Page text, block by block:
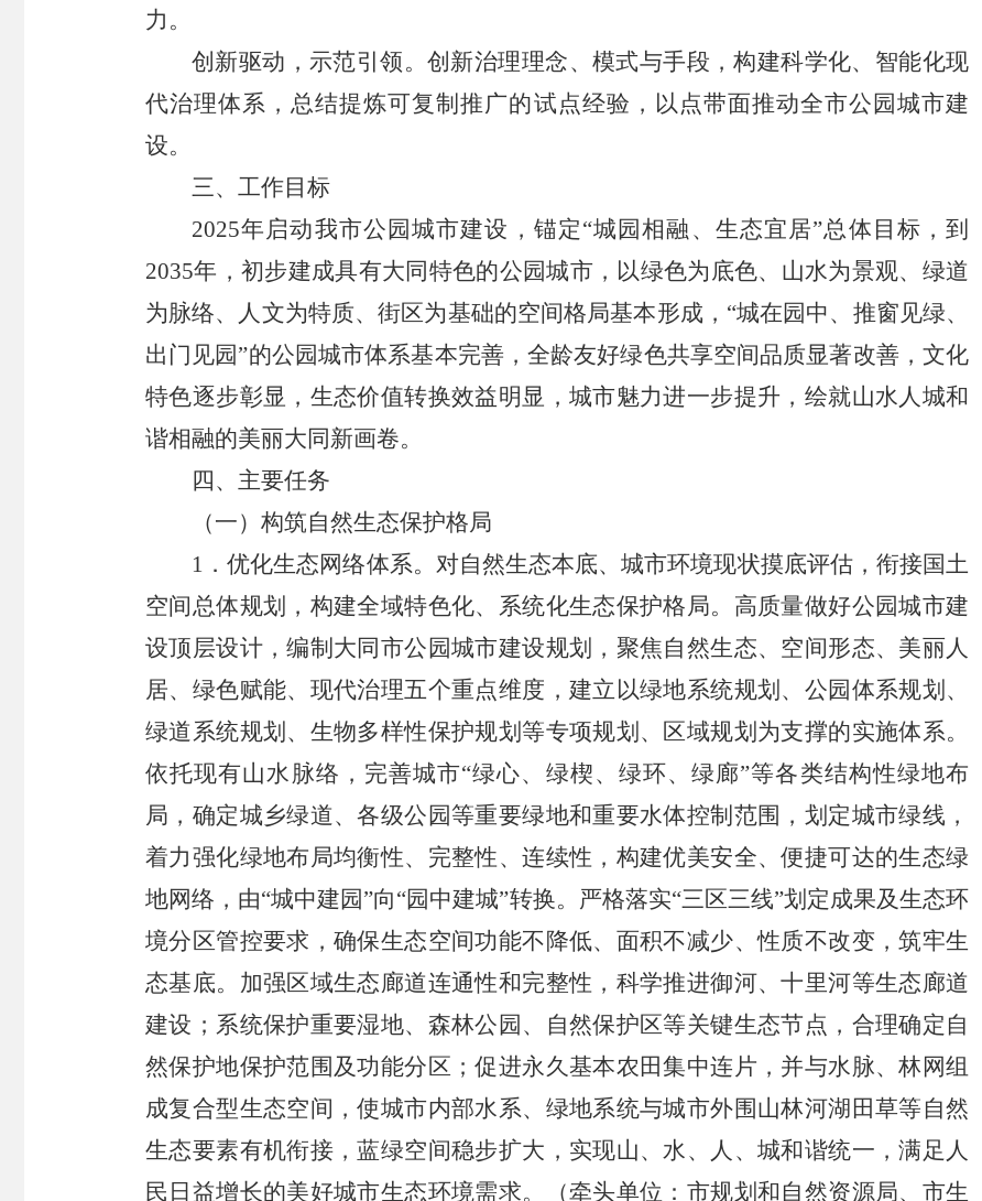
力。
创新驱动，示范引领。创新治理理念、模式与手段，构建科学化、智能化现
代治理体系，总结提炼可复制推广的试点经验，以点带面推动全市公园城市建
设。
三、工作目标
2025年启动我市公园城市建设，锚定“城园相融、生态宜居”总体目标，到
2035年，初步建成具有大同特色的公园城市，以绿色为底色、山水为景观、绿道
为脉络、人文为特质、街区为基础的空间格局基本形成，“城在园中、推窗见绿、
出门见园”的公园城市体系基本完善，全龄友好绿色共享空间品质显著改善，文化
特色逐步彰显，生态价值转换效益明显，城市魅力进一步提升，绘就山水人城和
谐相融的美丽大同新画卷。
四、主要任务
（一）构筑自然生态保护格局
1．优化生态网络体系。对自然生态本底、城市环境现状摸底评估，衔接国土
空间总体规划，构建全域特色化、系统化生态保护格局。高质量做好公园城市建
设顶层设计，编制大同市公园城市建设规划，聚焦自然生态、空间形态、美丽人
居、绿色赋能、现代治理五个重点维度，建立以绿地系统规划、公园体系规划、
绿道系统规划、生物多样性保护规划等专项规划、区域规划为支撑的实施体系。
依托现有山水脉络，完善城市“绿心、绿楔、绿环、绿廊”等各类结构性绿地布
局，确定城乡绿道、各级公园等重要绿地和重要水体控制范围，划定城市绿线，
着力强化绿地布局均衡性、完整性、连续性，构建优美安全、便捷可达的生态绿
地网络，由“城中建园”向“园中建城”转换。严格落实“三区三线”划定成果及生态环
境分区管控要求，确保生态空间功能不降低、面积不减少、性质不改变，筑牢生
态基底。加强区域生态廊道连通性和完整性，科学推进御河、十里河等生态廊道
建设；系统保护重要湿地、森林公园、自然保护区等关键生态节点，合理确定自
然保护地保护范围及功能分区；促进永久基本农田集中连片，并与水脉、林网组
成复合型生态空间，使城市内部水系、绿地系统与城市外围山林河湖田草等自然
生态要素有机衔接，蓝绿空间稳步扩大，实现山、水、人、城和谐统一，满足人
民日益增长的美好城市生态环境需求。（牵头单位：市规划和自然资源局、市生